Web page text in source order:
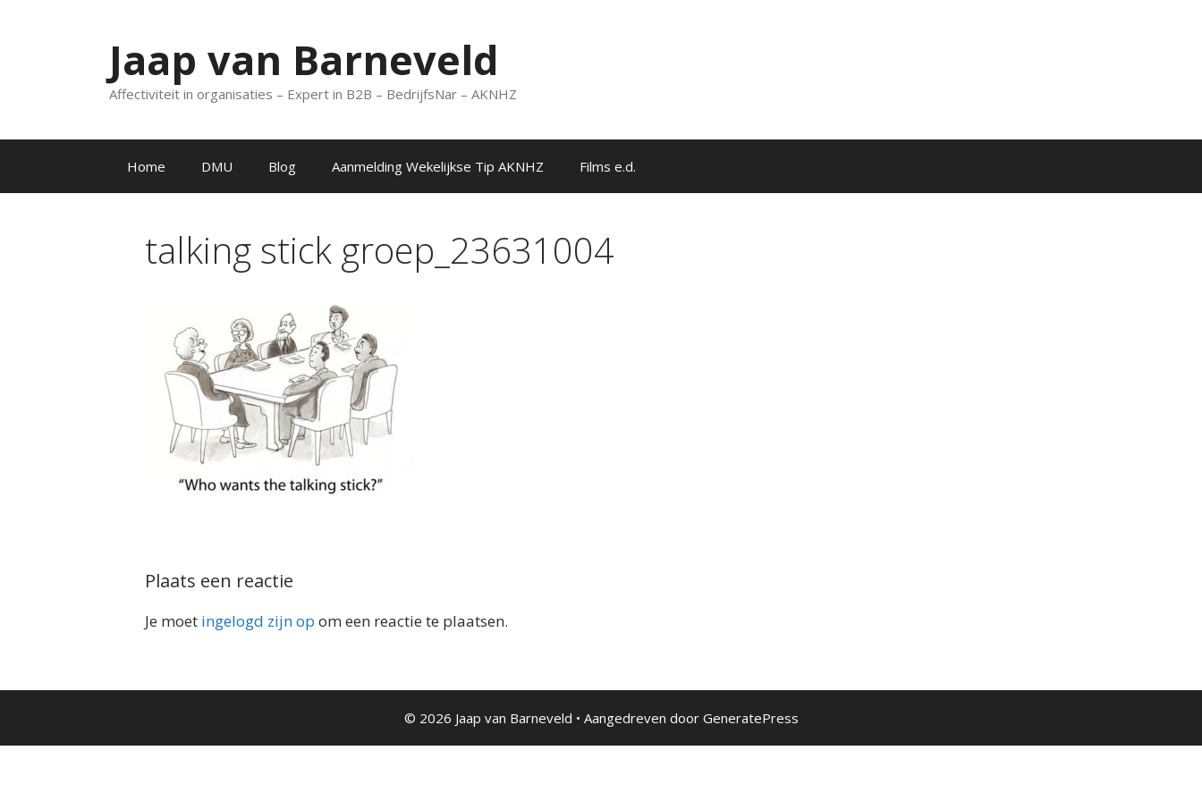
Jaap van Barneveld
Affectiviteit in organisaties – Expert in B2B – BedrijfsNar – AKNHZ
Home DMU Blog Aanmelding Wekelijkse Tip AKNHZ Films e.d.
talking stick groep_23631004
Plaats een reactie
Je moet ingelogd zijn op om een reactie te plaatsen.
© 2026 Jaap van Barneveld • Aangedreven door GeneratePress